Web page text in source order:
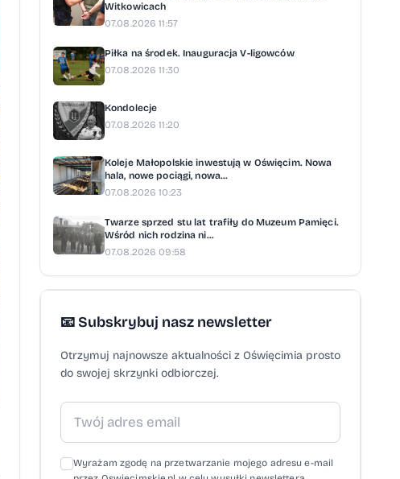
Witkowicach
07.08.2026 11:57
Piłka na środek. Inauguracja V-ligowców
07.08.2026 11:30
Kondolecje
07.08.2026 11:20
Koleje Małopolskie inwestują w Oświęcim. Nowa
hala, nowe pociągi, nowa...
07.08.2026 10:23
Twarze sprzed stu lat trafiły do Muzeum Pamięci.
Wśród nich rodzina ni...
07.08.2026 09:58
📧 Subskrybuj nasz newsletter
Otrzymuj najnowsze aktualności z Oświęcimia prosto
do swojej skrzynki odbiorczej.
Wyrażam zgodę na przetwarzanie mojego adresu e-mail